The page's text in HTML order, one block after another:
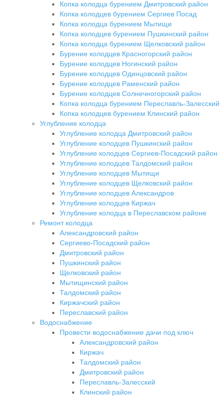
Копка колодца бурением Дмитровский район
Копка колодцев бурением Сергиев Посад
Копка колодца бурением Мытищи
Копка колодцев бурением Пушкинский район
Копка колодца бурением Щелковский район
Бурение колодцев Красногорский район
Бурение колодцев Ногинский район
Бурение колодцев Одинцовский район
Бурение колодцев Раменский район
Бурение колодцев Солнечногорский район
Копка колодца бурением Переславль-Залесский
Копка колодцев бурением Клинский район
Углубление колодца
Углубление колодца Дмитровский район
Углубление колодцев Пушкинский район
Углубление колодцев Сергиев-Посадский район
Углубление колодцев Талдомский район
Углубление колодцев Мытищи
Углубление колодцев Щелковский район
Углубление колодцев Александров
Углубление колодцев Киржач
Углубление колодца в Переславском районе
Ремонт колодца
Александровский район
Сергиево-Посадский район
Дмитровский район
Пушкинский район
Щелковский район
Мытищинский район
Талдомский район
Киржачский район
Переславский район
Водоснабжение
Провести водоснабжение дачи под ключ
Александровский район
Киржач
Талдомский район
Дмитровский район
Переславль-Залесский
Клинский район